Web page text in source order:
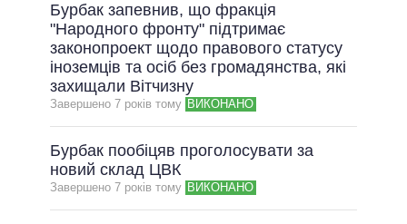
Бурбак запевнив, що фракція
"Народного фронту" підтримає
законопроект щодо правового статусу
іноземців та осіб без громадянства, які
захищали Вітчизну
Завершено 7 рокiв тому ВИКОНАНО
Бурбак пообіцяв проголосувати за
новий склад ЦВК
Завершено 7 рокiв тому ВИКОНАНО